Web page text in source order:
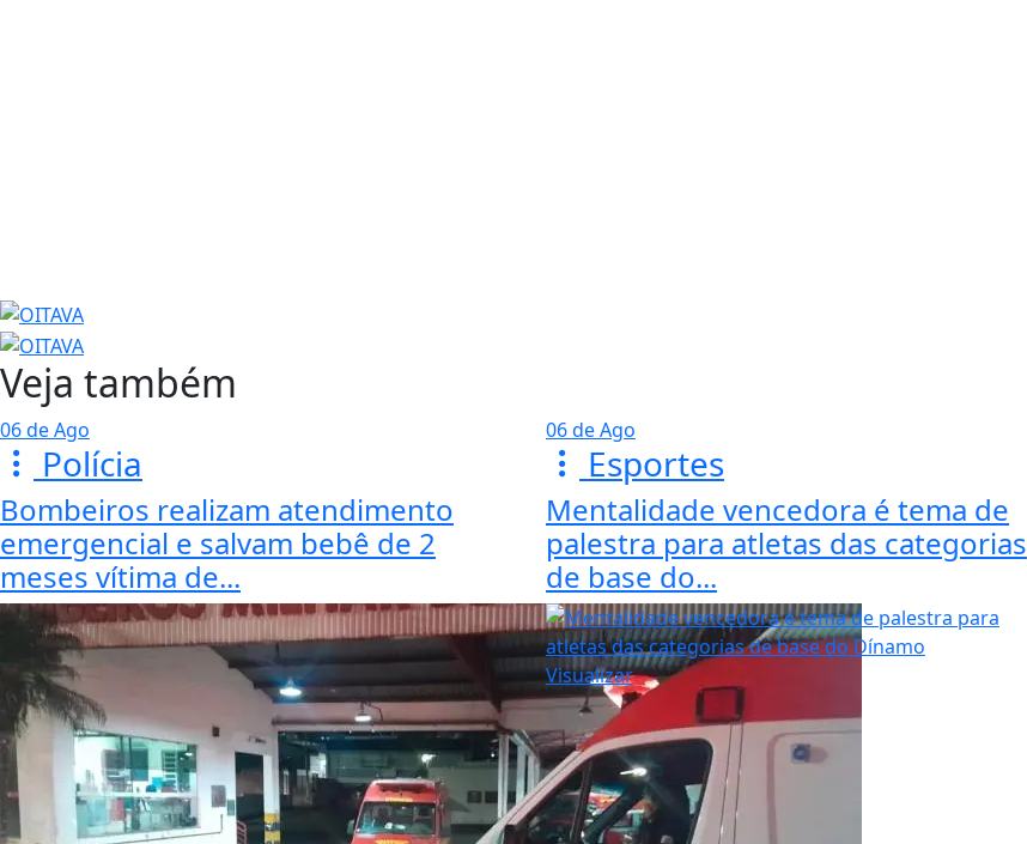
Veja também
06 de Ago
Polícia
Bombeiros realizam atendimento
emergencial e salvam bebê de 2
meses vítima de...
06 de Ago
Esportes
Mentalidade vencedora é tema de
palestra para atletas das categorias
de base do...
Visualizar